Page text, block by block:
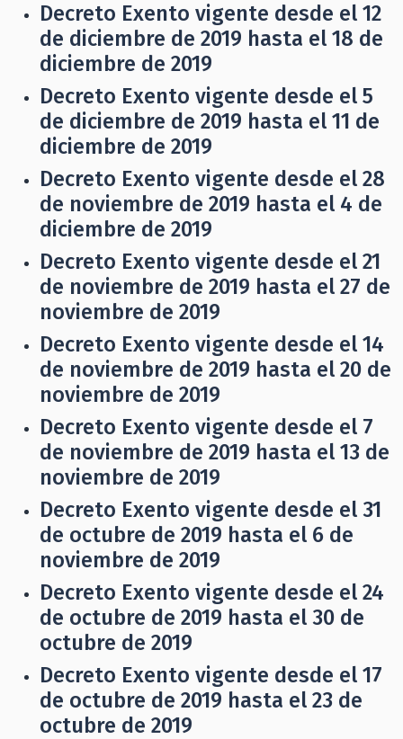
Decreto Exento vigente desde el 12
de diciembre de 2019 hasta el 18 de
diciembre de 2019
Decreto Exento vigente desde el 5
de diciembre de 2019 hasta el 11 de
diciembre de 2019
Decreto Exento vigente desde el 28
de noviembre de 2019 hasta el 4 de
diciembre de 2019
Decreto Exento vigente desde el 21
de noviembre de 2019 hasta el 27 de
noviembre de 2019
Decreto Exento vigente desde el 14
de noviembre de 2019 hasta el 20 de
noviembre de 2019
Decreto Exento vigente desde el 7
de noviembre de 2019 hasta el 13 de
noviembre de 2019
Decreto Exento vigente desde el 31
de octubre de 2019 hasta el 6 de
noviembre de 2019
Decreto Exento vigente desde el 24
de octubre de 2019 hasta el 30 de
octubre de 2019
Decreto Exento vigente desde el 17
de octubre de 2019 hasta el 23 de
octubre de 2019